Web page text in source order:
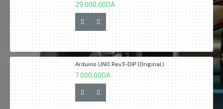
29 000,00DA
Arduino UNO Rev3-DIP (Original)
7 000,00DA